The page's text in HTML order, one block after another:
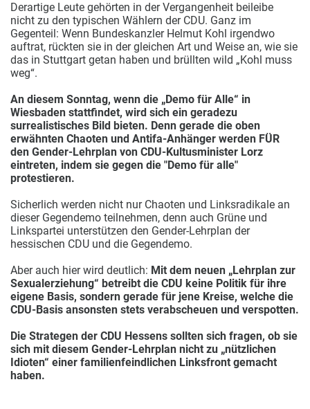
Derartige Leute gehörten in der Vergangenheit beileibe
nicht zu den typischen Wählern der CDU. Ganz im
Gegenteil: Wenn Bundeskanzler Helmut Kohl irgendwo
auftrat, rückten sie in der gleichen Art und Weise an, wie sie
das in Stuttgart getan haben und brüllten wild „Kohl muss
weg“.
An diesem Sonntag, wenn die „Demo für Alle“ in
Wiesbaden stattfindet, wird sich ein geradezu
surrealistisches Bild bieten. Denn gerade die oben
erwähnten Chaoten und Antifa-Anhänger werden FÜR
den Gender-Lehrplan von CDU-Kultusminister Lorz
eintreten, indem sie gegen die "Demo für alle"
protestieren.
Sicherlich werden nicht nur Chaoten und Linksradikale an
dieser Gegendemo teilnehmen, denn auch Grüne und
Linkspartei unterstützen den Gender-Lehrplan der
hessischen CDU und die Gegendemo.
Aber auch hier wird deutlich: Mit dem neuen „Lehrplan zur
Sexualerziehung“ betreibt die CDU keine Politik für ihre
eigene Basis, sondern gerade für jene Kreise, welche die
CDU-Basis ansonsten stets verabscheuen und verspotten.
Die Strategen der CDU Hessens sollten sich fragen, ob sie
sich mit diesem Gender-Lehrplan nicht zu „nützlichen
Idioten“ einer familienfeindlichen Linksfront gemacht
haben.